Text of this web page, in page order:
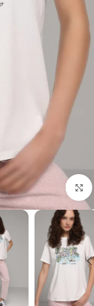
برای بزرگنمایی کلیک کنید